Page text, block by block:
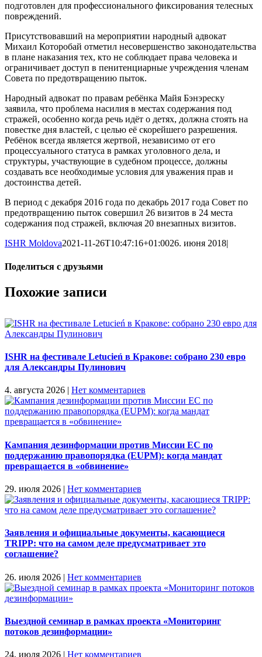
подготовлен для профессионального фиксирования телесных
повреждений.
Присутствовавший на мероприятии народный адвокат
Михаил Которобай отметил несовершенство законодательства
в плане наказания тех, кто не соблюдает права человека и
ограничивает доступ в пенитенциарные учреждения членам
Совета по предотвращению пыток.
Народный адвокат по правам ребёнка Майя Бэнэреску
заявила, что проблема насилия в местах содержания под
стражей, особенно когда речь идёт о детях, должна стоять на
повестке дня властей, с целью её скорейшего разрешения.
Ребёнок всегда является жертвой, независимо от его
процессуального статуса в рамках уголовного дела, и
структуры, участвующие в судебном процессе, должны
создавать все необходимые условия для уважения прав и
достоинства детей.
В период с декабря 2016 года по декабрь 2017 года Совет по
предотвращению пыток совершил 26 визитов в 24 места
содержания под стражей, включая 20 внезапных визитов.
ISHR Moldova2021-11-26T10:47:16+01:0026. июня 2018|
Поделиться с друзьями
Facebook
X
Reddit
LinkedIn
Tumblr
Pinterest
Vk
Email
Похожие записи
ISHR на фестивале Letucień в Кракове: собрано 230 евро
для Александры Пулинович
4. августа 2026 Нет комментариев
Кампания дезинформации против Миссии ЕС по
поддержанию правопорядка (EUPM): когда мандат
превращается в «обвинение»
29. июля 2026 | Нет комментариев
Заявления и официальные документы, касающиеся
TRIPP: что на самом деле предусматривает это
соглашение?
26. июля 2026 | Нет комментариев
Выездной семинар в рамках проекта «Мониторинг
потоков дезинформации»
24. июля 2026 | Нет комментариев